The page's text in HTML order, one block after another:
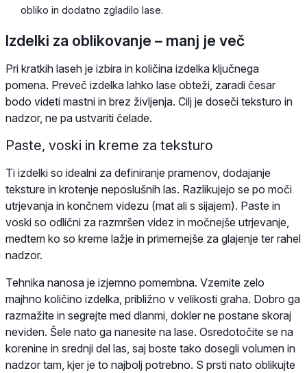
obliko in dodatno zgladilo lase.
Izdelki za oblikovanje – manj je več
Pri kratkih laseh je izbira in količina izdelka ključnega
pomena. Preveč izdelka lahko lase obteži, zaradi česar
bodo videti mastni in brez življenja. Cilj je doseči teksturo in
nadzor, ne pa ustvariti čelade.
Paste, voski in kreme za teksturo
Ti izdelki so idealni za definiranje pramenov, dodajanje
teksture in krotenje neposlušnih las. Razlikujejo se po moči
utrjevanja in končnem videzu (mat ali s sijajem). Paste in
voski so odlični za razmršen videz in močnejše utrjevanje,
medtem ko so kreme lažje in primernejše za glajenje ter rahel
nadzor.
Tehnika nanosa je izjemno pomembna. Vzemite zelo
majhno količino izdelka, približno v velikosti graha. Dobro ga
razmažite in segrejte med dlanmi, dokler ne postane skoraj
neviden. Šele nato ga nanesite na lase. Osredotočite se na
korenine in srednji del las, saj boste tako dosegli volumen in
nadzor tam, kjer je to najbolj potrebno. S prsti nato oblikujte